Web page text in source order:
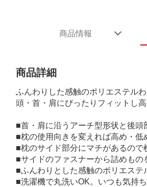
商品情報
商品詳細
ふんわりした感触のポリエステルわ
頭・首・肩にぴったりフィットし
■首・肩に沿うアーチ型形状と後頭
■枕の使用向きを変えれば高め・低
■枕のサイド部分にマチがあるので
■サイドのファスナーから詰めもの
■ふんわりとした感触のポリエステ
■洗濯機で丸洗いOK。いつも気持